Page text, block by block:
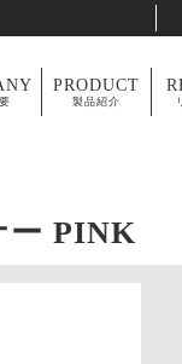
PRODUCT
製品紹介
ー PINK